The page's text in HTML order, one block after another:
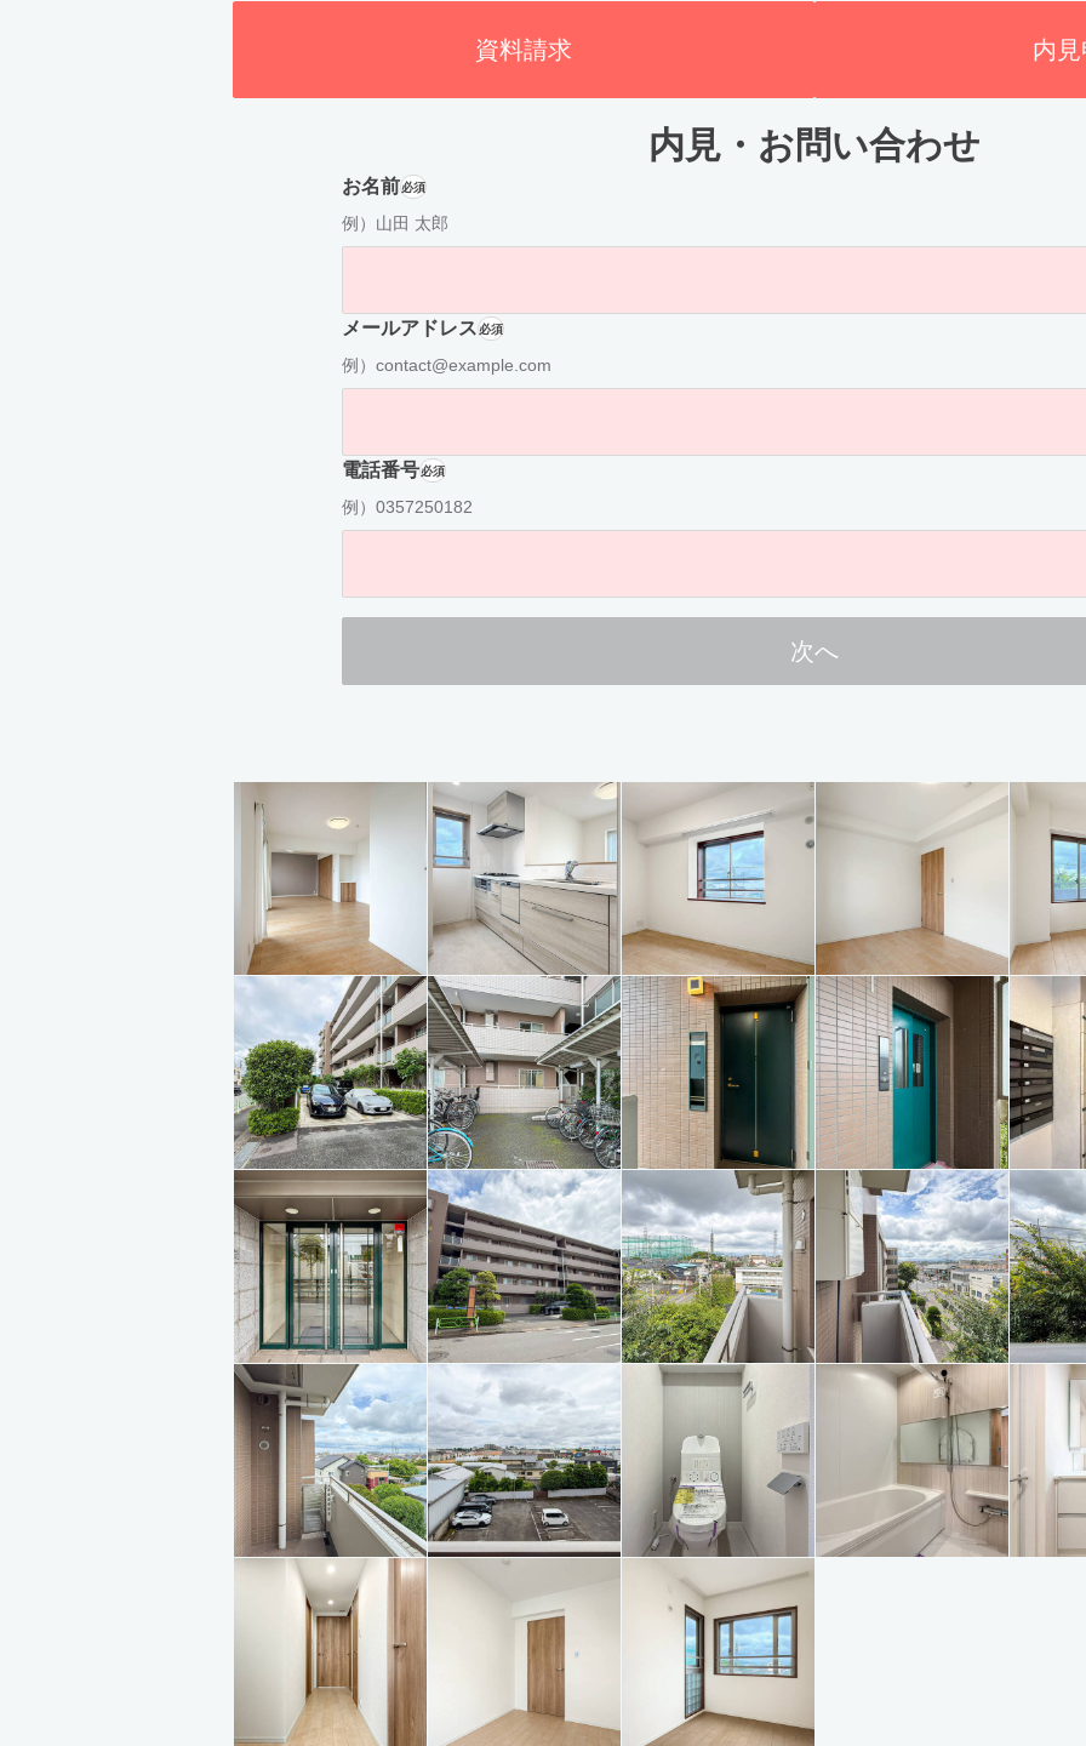
資料請求 内
内見・お問い合わせ
お名前必須
例）山田 太郎
メールアドレス必須
例）contact@example.com
電話番号必須
例）0357250182
次へ